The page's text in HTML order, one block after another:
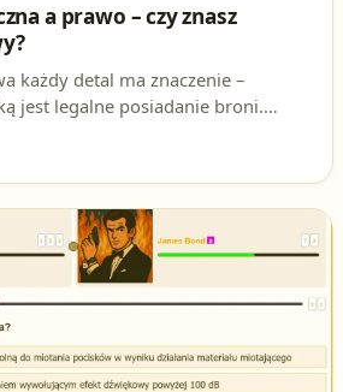
a prawo – czy znasz
każdy detal ma znaczenie –
jest legalne posiadanie broni.
strzelecki. Czy wiesz, kiedy
pneumatyczną w świetle
fragment egzaminacyjnej